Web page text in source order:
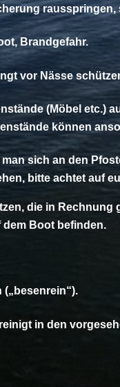
Brandgefahr.
vor Nässe
(Möbel
können
sich an den
bitte achtet auf
die in
Boot befinden.
in den